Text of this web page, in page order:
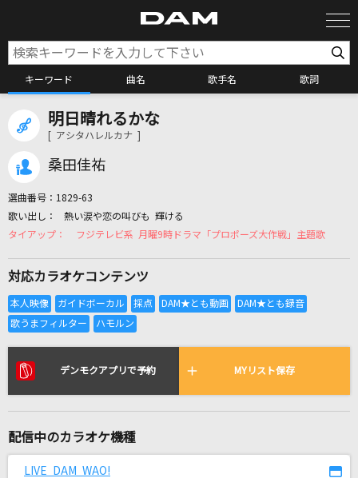
キーワード 曲名 歌手名 歌詞
カラオケ検索
カラオケリクエスト
リアルタイムで歌われている曲の一覧
コイスルオトメ
MY FIRST STORY×HYDE
明日晴れるかな
[ アシタハレルカナ ]
桑田佳祐
選曲番号： 1829-63
熱い涙や恋の叫びも 輝ける
フジテレビ系 月曜9時ドラマ「プロポーズ大作戦」主題歌
対応カラオケコンテンツ
デンモクアプリで予約 MYリスト保存
配信中のカラオケ機種
LIVE DAM WAO!